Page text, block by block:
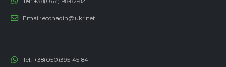
Email: econadin@ukr.net
Tel.: +38(050)395-45-84